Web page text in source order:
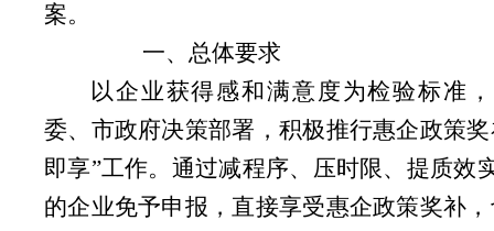
案。
一、总体要求
以企业获得感和满意度为检验标准
委、市政府决策部署，积极推行惠企政策
即享”工作。通过减程序、压时限、提质效
的企业免予申报，直接享受惠企政策奖补